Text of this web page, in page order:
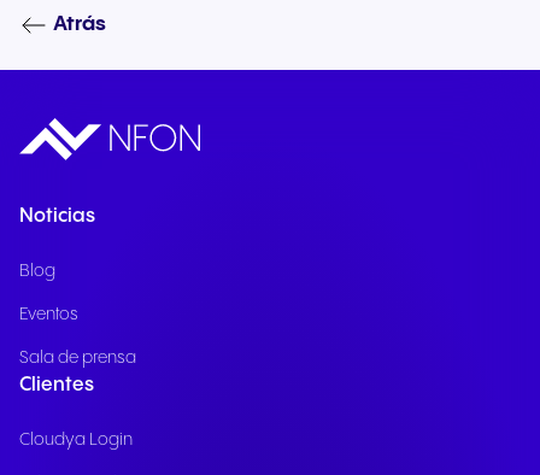
Atrás
Noticias
Blog
Eventos
Sala de prensa
Clientes
Cloudya Login